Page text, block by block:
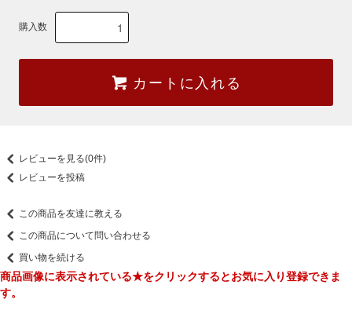
購入数
カートに入れる
レビューを見る(0件)
レビューを投稿
この商品を友達に教える
この商品について問い合わせる
買い物を続ける
商品画像に表示されている★をクリックするとお気に入り登録できま
す。